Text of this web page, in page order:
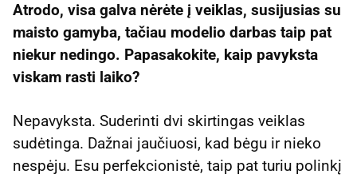
Atrodo, visa galva nėrėte į veiklas, susijusias su
maisto gamyba, tačiau modelio darbas taip pat
niekur nedingo. Papasakokite, kaip pavyksta
viskam rasti laiko?
Nepavyksta. Suderinti dvi skirtingas veiklas
sudėtinga. Dažnai jaučiuosi, kad bėgu ir nieko
nespėju. Esu perfekcionistė, taip pat turiu polinkį